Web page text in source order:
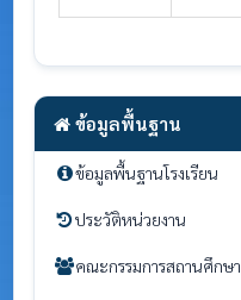
ข้อมูลพื้นฐาน
ข้อมูลพื้นฐานโรงเรียน
ประวัติหน่วยงาน
คณะกรรมการสถานศึกษา